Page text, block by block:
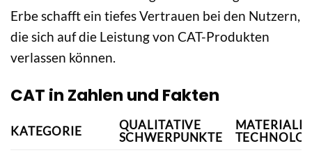
Erbe schafft ein tiefes Vertrauen bei den Nutzern,
die sich auf die Leistung von CAT-Produkten
verlassen können.
CAT in Zahlen und Fakten
KATEGORIE
QUALITATIVE
SCHWERPUNKTE